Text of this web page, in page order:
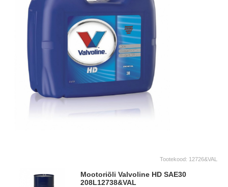
Tootekood: 12726&VAL
Mootoriõli Valvoline HD SAE30
208L12738&VAL